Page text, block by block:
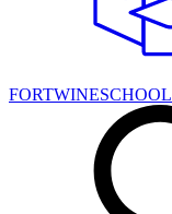
FORTWINESCHOOL